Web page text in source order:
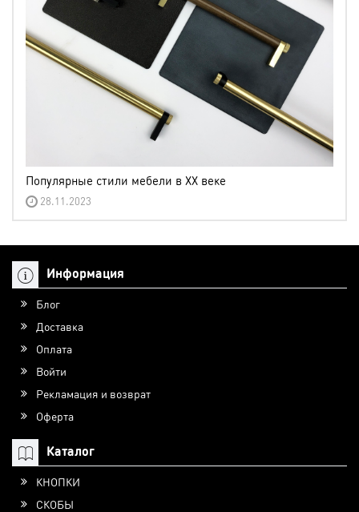
Популярные стили мебели в XX веке
28.11.2023
Информация
Блог
Доставка
Оплата
Войти
Рекламация и возврат
Оферта
Каталог
КНОПКИ
СКОБЫ